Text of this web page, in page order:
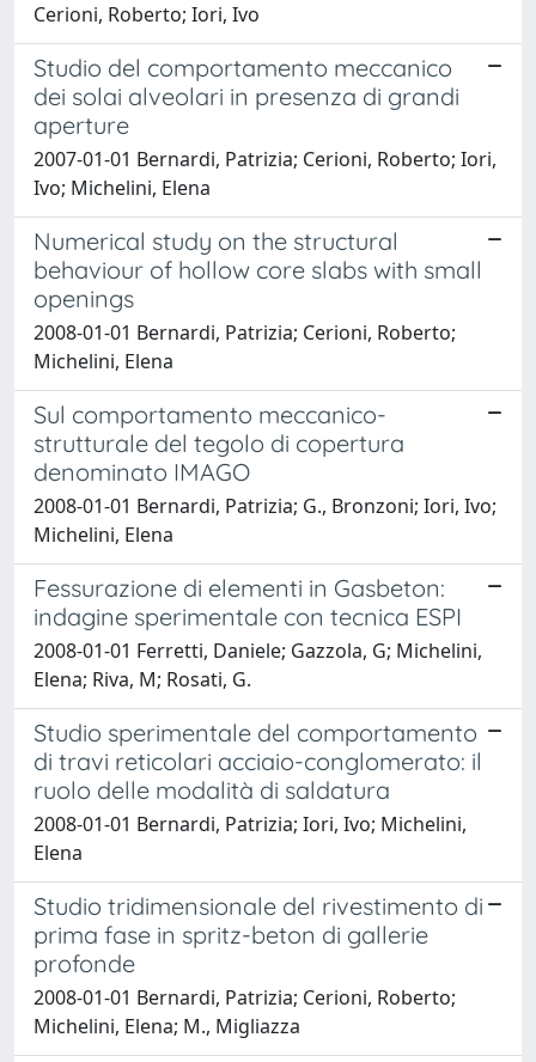
Cerioni, Roberto; Iori, Ivo
Studio del comportamento meccanico
dei solai alveolari in presenza di grandi
aperture
2007-01-01 Bernardi, Patrizia; Cerioni, Roberto; Iori,
Ivo; Michelini, Elena
Numerical study on the structural
behaviour of hollow core slabs with small
openings
2008-01-01 Bernardi, Patrizia; Cerioni, Roberto;
Michelini, Elena
Sul comportamento meccanico-
strutturale del tegolo di copertura
denominato IMAGO
2008-01-01 Bernardi, Patrizia; G., Bronzoni; Iori, Ivo;
Michelini, Elena
Fessurazione di elementi in Gasbeton:
indagine sperimentale con tecnica ESPI
2008-01-01 Ferretti, Daniele; Gazzola, G; Michelini,
Elena; Riva, M; Rosati, G.
Studio sperimentale del comportamento
di travi reticolari acciaio-conglomerato: il
ruolo delle modalità di saldatura
2008-01-01 Bernardi, Patrizia; Iori, Ivo; Michelini,
Elena
Studio tridimensionale del rivestimento di
prima fase in spritz-beton di gallerie
profonde
2008-01-01 Bernardi, Patrizia; Cerioni, Roberto;
Michelini, Elena; M., Migliazza